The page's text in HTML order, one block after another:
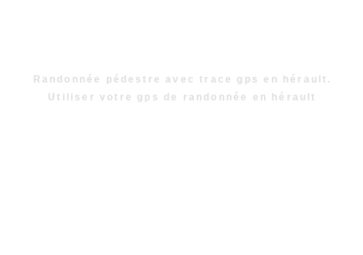
Randonnée pédestre avec trace gps en hérault.
Utiliser votre gps de randonnée en hérault